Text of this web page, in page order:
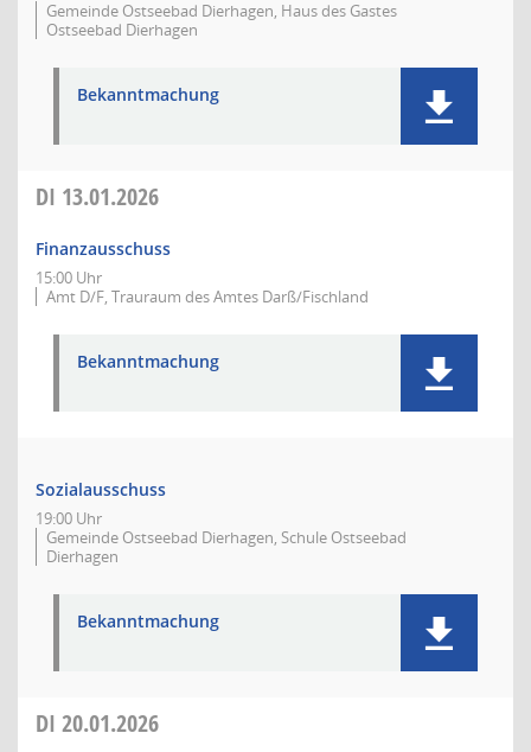
Gemeinde Ostseebad Dierhagen, Haus des Gastes
Ostseebad Dierhagen
Bekanntmachung
DI 13.01.2026
Finanzausschuss
15:00 Uhr
Amt D/F, Trauraum des Amtes Darß/Fischland
Bekanntmachung
Sozialausschuss
19:00 Uhr
Gemeinde Ostseebad Dierhagen, Schule Ostseebad
Dierhagen
Bekanntmachung
DI 20.01.2026